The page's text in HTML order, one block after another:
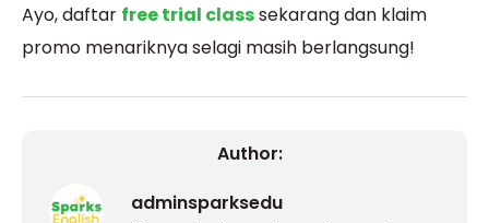
Ayo, daftar free trial classsekarang dan klaim
promo menariknya selagi masih berlangsung!
Author:
adminsparksedu